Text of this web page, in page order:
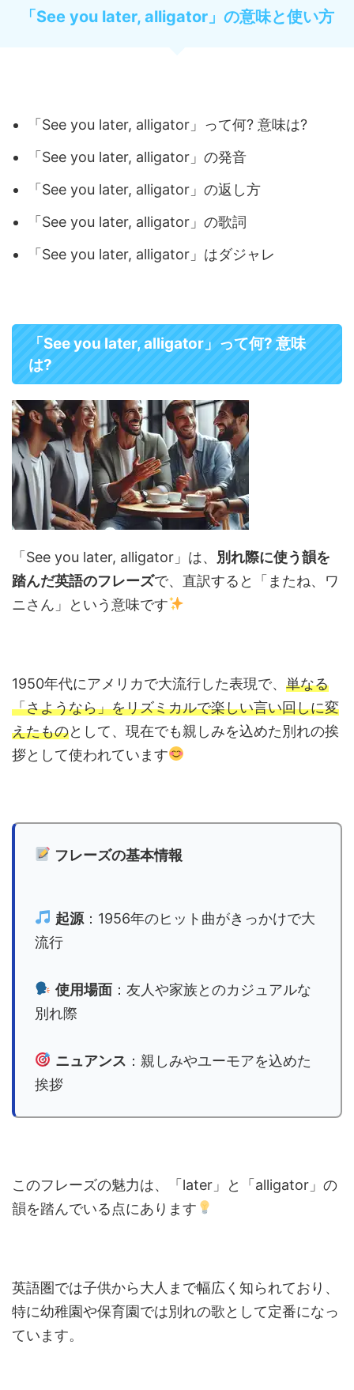
「See you later, alligator」の意味と使い方
「See you later, alligator」って何? 意味は?
「See you later, alligator」の発音
「See you later, alligator」の返し方
「See you later, alligator」の歌詞
「See you later, alligator」はダジャレ
「See you later, alligator」って何? 意味
は?
「See you later, alligator」は、 別れ際に使う韻を
踏んだ英語のフレーズで、直訳すると「またね、ワ
ニさん」という意味です
1950年代にアメリカで大流行した表現で、 単なる
「さようなら」をリズミカルで楽しい言い回しに変
えたものとして、現在でも親しみを込めた別れの挨
拶として使われています
フレーズの基本情報
起源：1956年のヒット曲がきっかけで大
流行
使用場面：友人や家族とのカジュアルな
別れ際
ニュアンス ：親しみやユーモアを込めた
挨拶
このフレーズの魅力は、「later」と「alligator」の
韻を踏んでいる点にあります
英語圏では子供から大人まで幅広く知られており、
特に幼稚園や保育園では別れの歌として定番になっ
ています。